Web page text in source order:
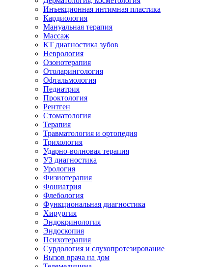
Инъекционная интимная пластика
Кардиология
Мануальная терапия
Массаж
КТ диагностика зубов
Неврология
Озонотерапия
Отоларингология
Офтальмология
Педиатрия
Проктология
Рентген
Стоматология
Терапия
Травматология и ортопедия
Трихология
Ударно-волновая терапия
УЗ диагностика
Урология
Физиотерапия
Фониатрия
Флебология
Функциональная диагностика
Хирургия
Эндокринология
Эндоскопия
Психотерапия
Сурдология и слухопротезирование
Вызов врача на дом